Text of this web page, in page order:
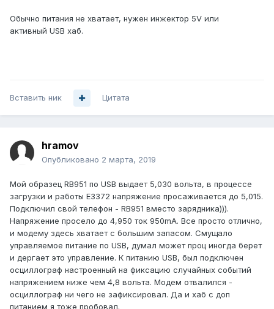
Обычно питания не хватает, нужен инжектор 5V или
активный USB хаб.
Вставить ник Цитата
hramov
Опубликовано 2 марта, 2019
Мой образец RB951 по USB выдает 5,030 вольта, в процессе
загрузки и работы Е3372 напряжение просаживается до 5,015.
Подключил свой телефон - RB951 вместо зарядника))).
Напряжение просело до 4,950 ток 950mA. Все просто отлично,
и модему здесь хватает с большим запасом. Смущало
управляемое питание по USB, думал может проц иногда берет
и дергает это управление. К питанию USB, был подключен
осциллограф настроенный на фиксацию случайных событий
напряжением ниже чем 4,8 вольта. Модем отвалился -
осциллограф ни чего не зафиксировал. Да и хаб с доп
питанием я тоже пробовал.